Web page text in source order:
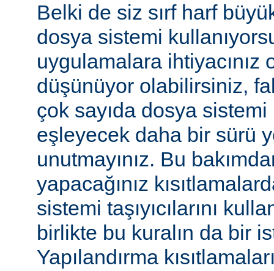
Belki de siz sırf harf
dosya sistemi
uygulamalara ihtiyacınız
düşünüyor olabilirsiniz,
çok sayıda dosya
eşleyecek daha bir sürü
unutmayınız. Bu
yapacağınız
sistemi taşıyıcılarını
birlikte bu kuralın da bir
Yapılandırma